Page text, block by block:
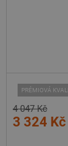
PRÉMIOVÁ
4 047 Kč
3 324 Kč